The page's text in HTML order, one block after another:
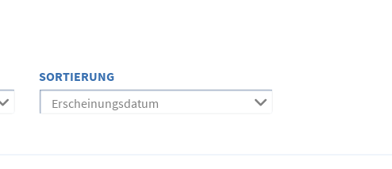
SORTIERUNG
Erscheinungsdatum